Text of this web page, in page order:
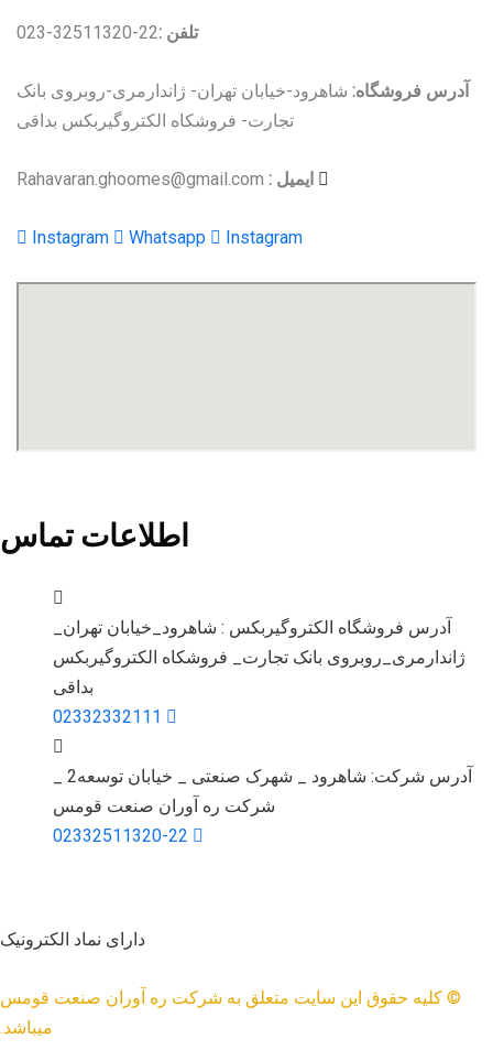
تلفن :22-32511320-023
آدرس فروشگاه: شاهرود-خیابان تهران- ژاندارمری-روبروی بانک
تجارت- فروشکاه الکتروگیربکس بداقی
ایمیل : Rahavaran.ghoomes@gmail.com
Instagram Whatsapp Instagram
اطلاعات تماس
آدرس فروشگاه الکتروگیربکس : شاهرود_خیابان تهران_
ژاندارمری_روبروی بانک تجارت_ فروشکاه الکتروگیربکس
بداقی
02332332111
شرکت ره آوران صنعت قومس
02332511320-22
دارای نماد الکترونیک
© کلیه حقوق این سایت متعلق به شرکت ره آوران صنعت قومس
میباشد.